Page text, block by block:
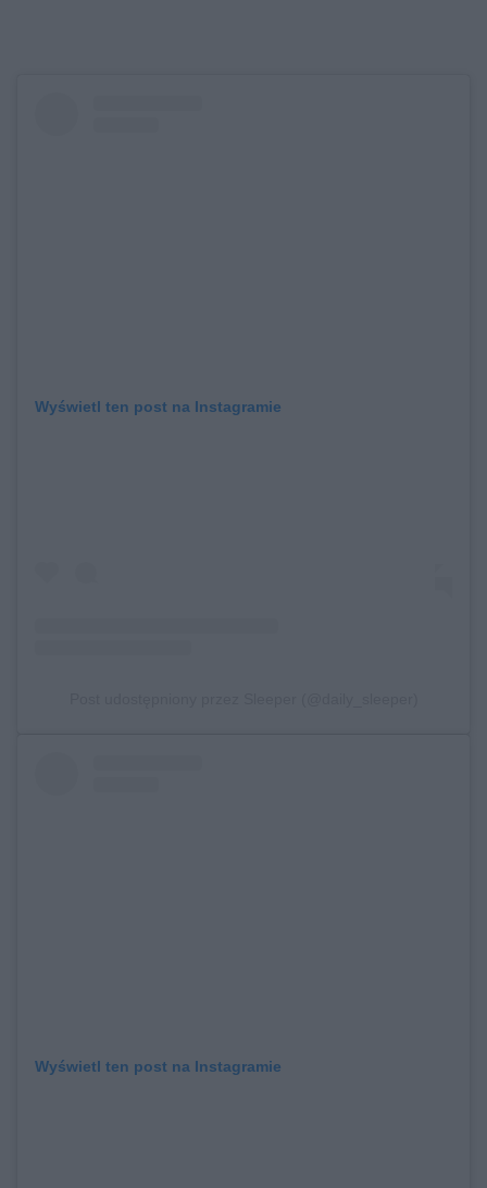
Wyświetl ten post na Instagramie
Wyświetl ten post na Instagramie